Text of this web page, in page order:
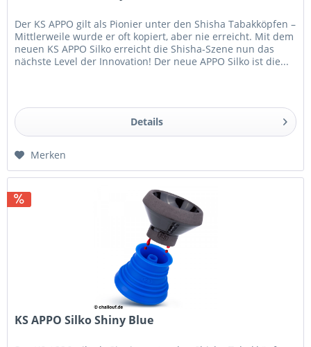
Der KS APPO gilt als Pionier unter den Shisha Tabakköpfen –
Mittlerweile wurde er oft kopiert, aber nie erreicht. Mit dem
neuen KS APPO Silko erreicht die Shisha-Szene nun das
nächste Level der Innovation! Der neue APPO Silko ist die...
Details
Merken
KS APPO Silko Shiny Blue